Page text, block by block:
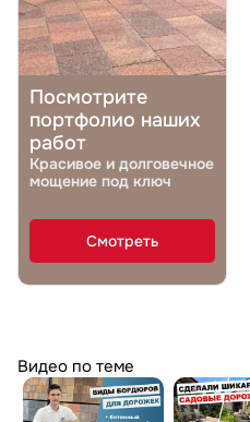
Посмотрите
портфолио наших
работ
Красивое и долговечное
мощение под ключ
Смотреть
Видео по теме